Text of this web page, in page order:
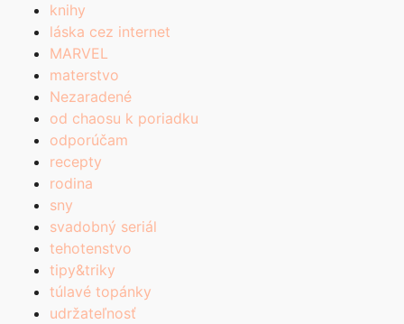
knihy
láska cez internet
MARVEL
materstvo
Nezaradené
od chaosu k poriadku
odporúčam
recepty
rodina
sny
svadobný seriál
tehotenstvo
tipy&triky
túlavé topánky
udržateľnosť